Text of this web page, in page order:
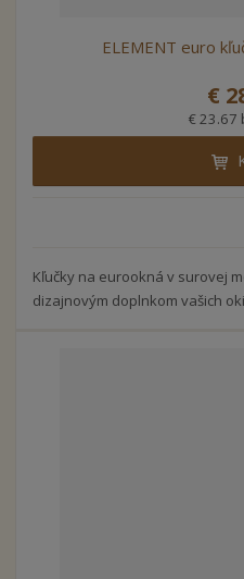
ELEMENT euro
€
€ 23.67
Kľučky na eurookná v surovej
dizajnovým doplnkom vašich